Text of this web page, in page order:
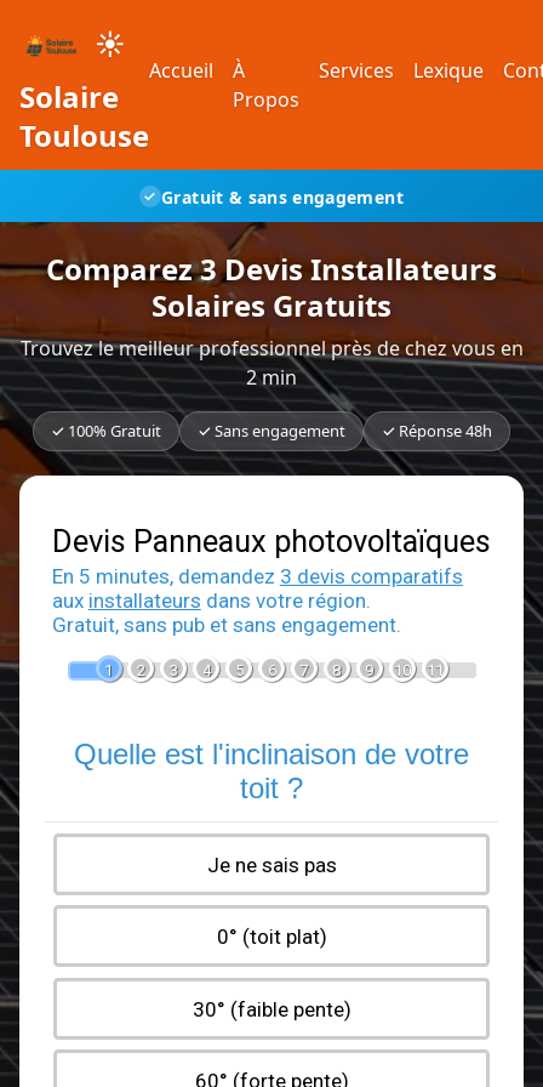
☀️
Solaire
Toulouse
Accueil
À
Propos
Services Lexique
✓ Gratuit & sans engagement
Comparez 3 Devis Installateurs
Solaires Gratuits
Trouvez le meilleur professionnel près de chez vous en
2 min
✓ 100% Gratuit ✓ Sans engagement ✓ Réponse 48h
Devis Panneaux
En 5 minutes, demandez3 devis
4 5
Quelle est l'inclinaison de
toit ?
Je ne sais pas